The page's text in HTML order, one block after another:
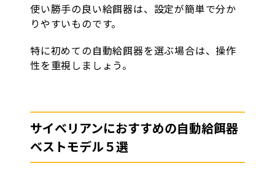
使い勝手の良い給餌器は、設定が簡単で分か
りやすいものです。
特に初めての自動給餌器を選ぶ場合は、操作
性を重視しましょう。
サイベリアンにおすすめの自動給餌器
ベストモデル５選